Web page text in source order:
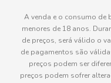
A venda e o consumo
menores de 18 anos.
de preços, será válido o
de pagamentos são
preços podem ser
preços podem sofrer